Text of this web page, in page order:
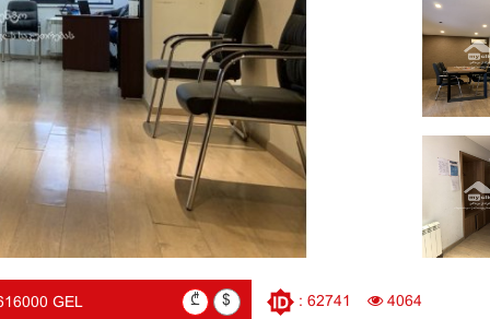
GEL ₾ $ : 62741 4064